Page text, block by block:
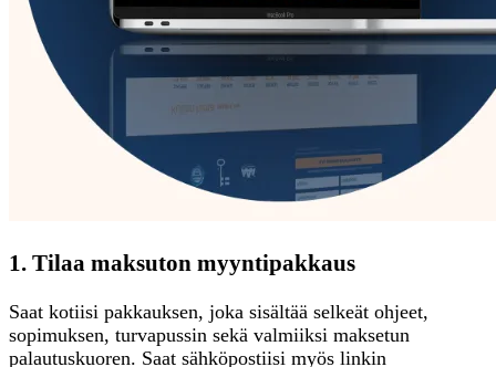
1. Tilaa maksuton myyntipakkaus
Saat kotiisi pakkauksen, joka sisältää selkeät ohjeet,
sopimuksen, turvapussin sekä valmiiksi maksetun
palautuskuoren. Saat sähköpostiisi myös linkin